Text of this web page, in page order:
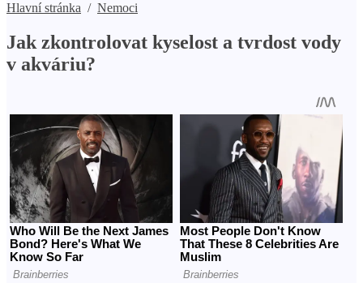
Hlavní stránka / Nemoci
Jak zkontrolovat kyselost a tvrdost vody
v akváriu?